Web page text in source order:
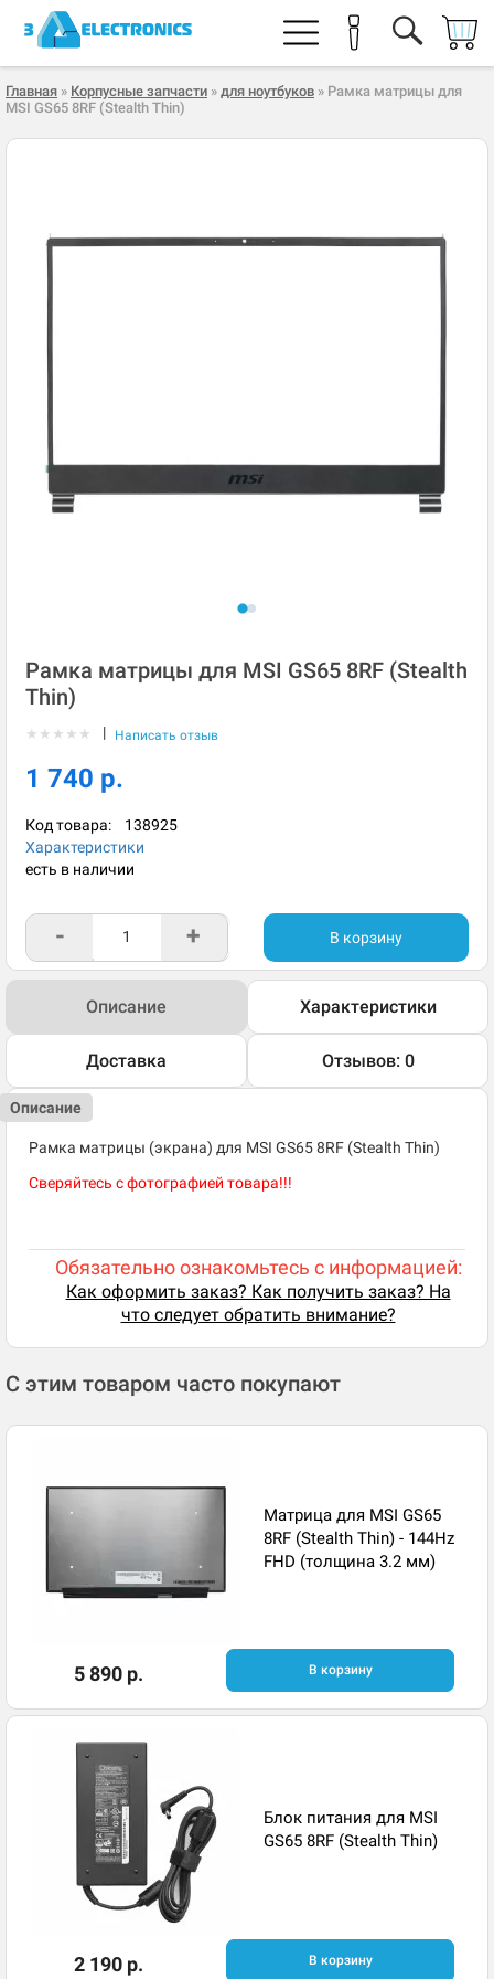
Главная » Корпусные запчасти » для ноутбуков » Рамка матрицы для
MSI GS65 8RF (Stealth Thin)
Рамка матрицы для MSI GS65 8RF (Stealth
Thin)
★ ★ ★ ★ ★ | Написать отзыв
1 740 р.
Код товара: 138925
Характеристики
есть в наличии
- + В корзину
Описание Характеристики
Доставка Отзывов: 0
Описание
Рамка матрицы (экрана) для MSI GS65 8RF (Stealth Thin)
Сверяйтесь с фотографией товара!!!
Обязательно ознакомьтесь с информацией:
Как оформить заказ? Как получить заказ? На
что следует обратить внимание?
С этим товаром часто покупают
Матрица для MSI GS65
8RF (Stealth Thin) - 144Hz
FHD (толщина 3.2 мм)
5 890 р. В корзину
Блок питания для MSI
GS65 8RF (Stealth Thin)
2 190 р. В корзину